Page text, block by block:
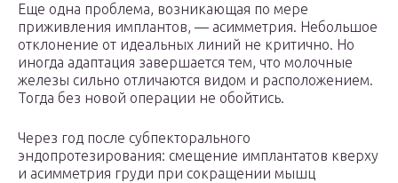
Еще одна проблема, возникающая по мере
приживления имплантов, — асимметрия. Небольшое
отклонение от идеальных линий не критично. Но
иногда адаптация завершается тем, что молочные
железы сильно отличаются видом и расположением.
Тогда без новой операции не обойтись.
Через год после субпекторального
эндопротезирования: смещение имплантатов кверху
и асимметрия груди при сокращении мышц